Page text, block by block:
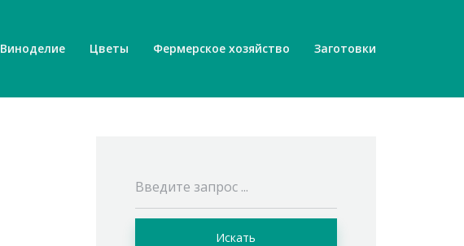
Виноделие Цветы Фермерское хозяйство Заготовки
Искать